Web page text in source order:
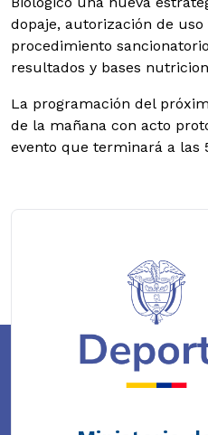
dopaje, autorización de
procedimiento
resultados y bases
La programación del
de la mañana con acto
evento que terminará a las